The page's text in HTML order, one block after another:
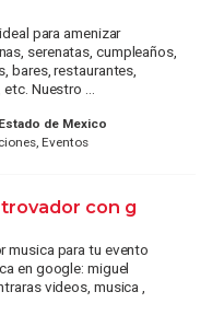
para amenizar
serenatas, cumpleaños,
bares, restaurantes,
Nuestro ...
Estado de Mexico
Eventos
con g
musica para tu evento
en google: miguel
videos, musica ,